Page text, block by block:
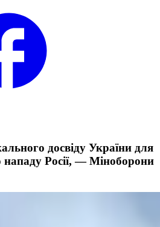
досвіду України для
нападу Росії, — Міноборони